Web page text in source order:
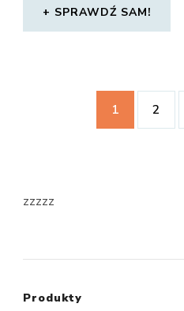
SPRAWDŹ SAM!
1 2
zzzzz
Produkty